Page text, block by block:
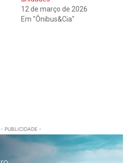
12 de março de 2026
Em "Ônibus&Cia"
- PUBLICIDADE -